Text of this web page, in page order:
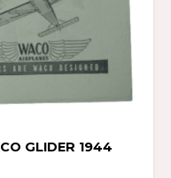
GLIDER 1944